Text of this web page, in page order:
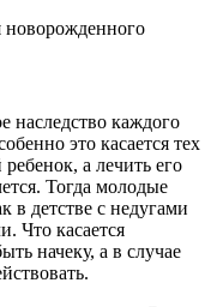
каждого
это касается тех
а лечить его
Тогда молодые
в детстве с недугами
Что касается
начеку, а в случае